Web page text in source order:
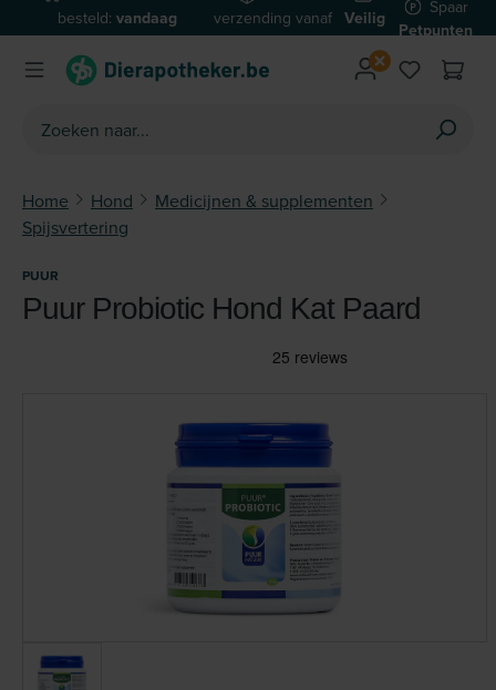
Ga naar de hoofdinhoud
besteld: vandaag
verzonden*
verzending vanaf
€59
Veilig
betalen
Spaar
Petpunten
Home Hond
Medicijnen & supplementen
Spijsvertering
PUUR
Puur Probiotic Hond Kat Paard